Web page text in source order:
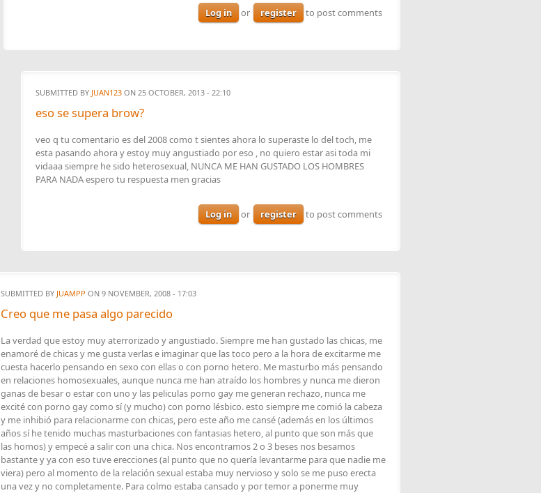
Log in or register to post comments
SUBMITTED BY JUAN123 ON 25 OCTOBER, 2013 - 22:10
eso se supera brow?
veo q tu comentario es del 2008 como t sientes ahora lo superaste lo del toch, me
esta pasando ahora y estoy muy angustiado por eso , no quiero estar asi toda mi
vidaaa siempre he sido heterosexual, NUNCA ME HAN GUSTADO LOS HOMBRES
PARA NADA espero tu respuesta men gracias
Log in or register to post comments
SUBMITTED BY JUAMPP ON 9 NOVEMBER, 2008 - 17:03
Creo que me pasa algo parecido
La verdad que estoy muy aterrorizado y angustiado. Siempre me han gustado las chicas, me
enamoré de chicas y me gusta verlas e imaginar que las toco pero a la hora de excitarme me
cuesta hacerlo pensando en sexo con ellas o con porno hetero. Me masturbo más pensando
en relaciones homosexuales, aunque nunca me han atraído los hombres y nunca me dieron
ganas de besar o estar con uno y las peliculas porno gay me generan rechazo, nunca me
excité con porno gay como sí (y mucho) con porno lésbico. esto siempre me comió la cabeza
y me inhibió para relacionarme con chicas, pero este año me cansé (además en los últimos
años sí he tenido muchas masturbaciones con fantasias hetero, al punto que son más que
las homos) y empecé a salir con una chica. Nos encontramos 2 o 3 beses nos besamos
bastante y ya con eso tuve erecciones (al punto que no quería levantarme para que nadie me
viera) pero al momento de la relación sexual estaba muy nervioso y solo se me puso erecta
una vez y no completamente. Para colmo estaba cansado y por temor a ponerme muy